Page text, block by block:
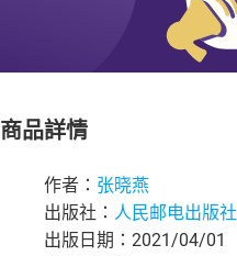
商品詳情
作者： 张晓燕
出版社： 人民邮电出版社
出版日期：2021/04/01